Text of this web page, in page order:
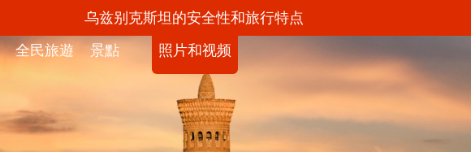
乌兹别克斯坦的安全性和旅行特点
全民旅遊 景點 照片和视频